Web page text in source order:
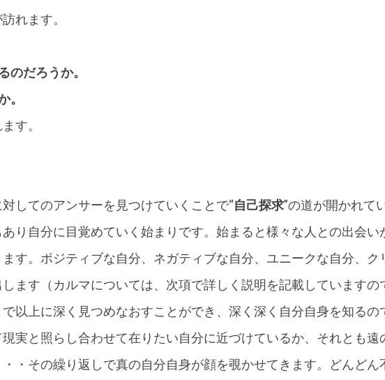
れます。
のだろうか。
。
す。
してのアンサーを見つけていくことで“自己探求”の道が開かれて
り自分に目覚めていく始まりです。始まると様々な人との出会
す。ポジティブな自分、ネガティブな自分、ユニークな自分、
ます（カルマについては、次項で詳しく説明を記載しています
以上に深く見つめなおすことができ、深く深く自分自身を知る
実と照らし合わせて在りたい自分に近づけているか、それとも
・その繰り返しで真の自分自身が顔を覗かせてきます。どんど